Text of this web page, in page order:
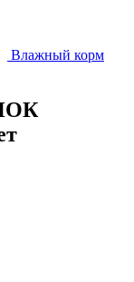
Влажный корм